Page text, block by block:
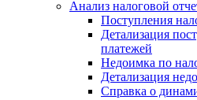
Анализ налоговой
Поступления
Детализация
платежей
Недоимка по
Детализация
Справка о